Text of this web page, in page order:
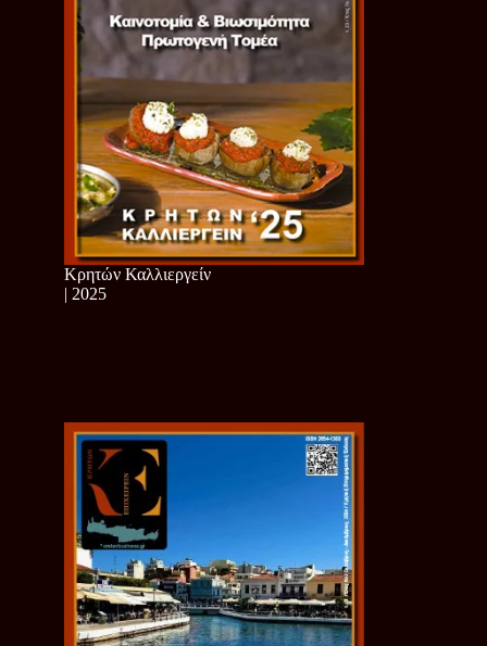
Κρητών Καλλιεργείν
| 2025